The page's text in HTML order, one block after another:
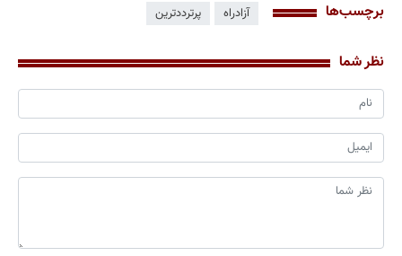
برچسب‌ها آزادراه پرترددترین
نظر شما